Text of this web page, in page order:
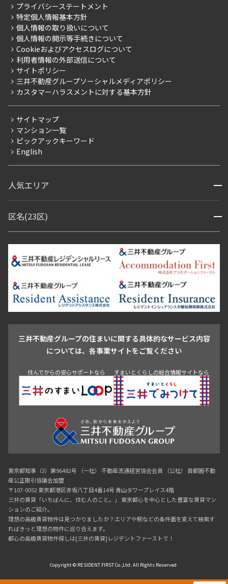
こだわりから探す
こだわり一覧
プレミアムマンション
新築
当社限定（港区・渋谷区）
当社限定（港区・渋谷区以外）
三井不動産企画
賃料改定
フリーレント
ペット可
ブランドマンション
ご入居・提携サービス
お部屋探しからご契約まで
よくあるご質問
社宅紹介
【仲介会社様向け】当社仲介事業部取り扱い物件入居申込
会社情報
事業案内
採用情報
ニュースリリース
お問い合わせ
プライバシーステートメント
特定個人情報基本方針
個人情報の取り扱いについて
個人情報の開示等手続きについて
Cookieおよびアクセスログについて
利用者情報の外部送信について
サイトポリシー
三井不動産グループソーシャルメディアポリシー
カスタマーハラスメントに対する基本方針
サイトマップ
マンション一覧
ピックアックキーワード
English
人気エリア 開閉
青山・表参道・原宿
市ヶ谷・神楽坂・飯田橋
三田・芝・浜松町
芝浦・汐留・品川
月島・勝どき・豊洲
本郷・春日・小石川
目白・高田馬場・早稲田
池尻大橋・三軒茶屋
祐天寺・学芸大学・自由が丘
駒沢・用賀・二子玉川
成城・砧
池袋・板橋・王子
青山 渋谷 東京・大手町 新宿 品川
目黒・中目黒
区名(23区) 開閉
江東区 台東区 墨田区
中野区
豊島区
杉並区 板橋区 練馬区 荒川区
足立区
葛飾区
江戸川区
三井不動産グループの住まいに関する具体的なサービス内容
については、各事業サイトをご覧ください
住んでからの安心サポートなら すまいとくらしの総合情報サイトなら
東京都知事（3）第96482号 （一社） 不動産流通経営協会会員 （公社） 首都圏不動
産公正取引協議会加盟
〒107-0052 東京都港区赤坂八丁目4番14号 青山タワープレイス4階
三井の賃貸「いちばんに、住む人のこと。」 東京都心を中心とした豊富な賃貸マン
ションのご紹介。
理想の高級賃貸物件は見つかりましたか？エリアや駅などの条件面を変えて検索す
ればきっと理想の物件に巡り合えます。
都心の高級賃貸物件探しは[三井の賃貸]レジデントファーストで！
Copyright © RESIDENT FIRST Co.,Ltd. All Rights Reserved.